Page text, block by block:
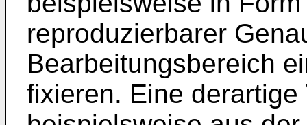
reproduzierbarer
Bearbeitungsbereich
fixieren. Eine derartige